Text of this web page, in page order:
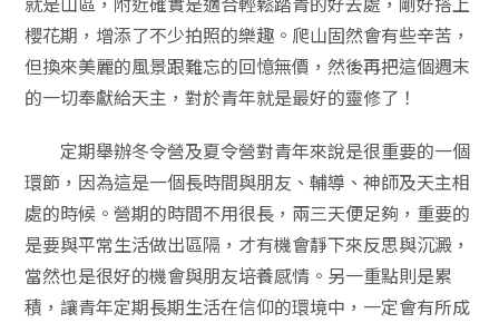
櫻花期，增添了不少拍照的樂趣。爬山固然會有些辛苦，
但換來美麗的風景跟難忘的回憶無價，然後再把這個週末
的一切奉獻給天主，對於青年就是最好的靈修了！
定期舉辦冬令營及夏令營對青年來說是很重要的一個
環節，因為這是一個長時間與朋友、輔導、神師及天主相
處的時候。營期的時間不用很長，兩三天便足夠，重要的
是要與平常生活做出區隔，才有機會靜下來反思與沉澱，
當然也是很好的機會與朋友培養感情。另一重點則是累
積，讓青年定期長期生活在信仰的環境中，一定會有所成